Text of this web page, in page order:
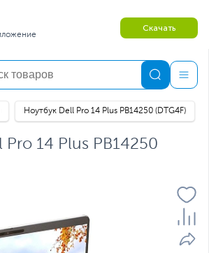
Скачать
Ноутбук Dell Pro 14 Plus PB14250 (DTG4F)
Pro 14 Plus PB14250